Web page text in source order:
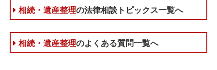
相続・遺産整理の法律相談トピックス一覧へ
相続・遺産整理のよくある質問一覧へ